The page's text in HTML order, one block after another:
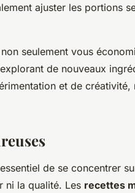
ajuster les portions
seulement vous
de nouveaux
et de
de se concentrer
ni la qualité. Les recettes